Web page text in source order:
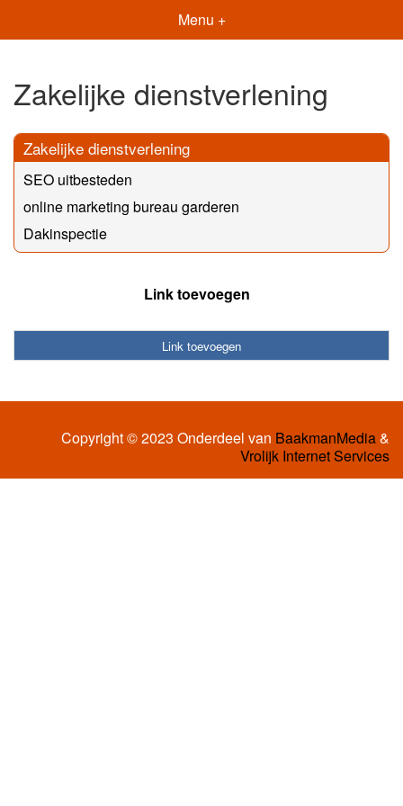
Menu +
Zakelijke dienstverlening
Zakelijke dienstverlening
SEO uitbesteden
online marketing bureau garderen
Dakinspectie
Link toevoegen
Link toevoegen
Copyright © 2023 Onderdeel van BaakmanMedia&
Vrolijk Internet Services